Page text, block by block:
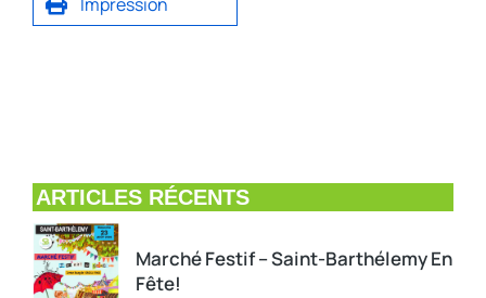
ARTICLES RÉCENTS
Marché Festif – Saint-Barthélemy En
Fête!